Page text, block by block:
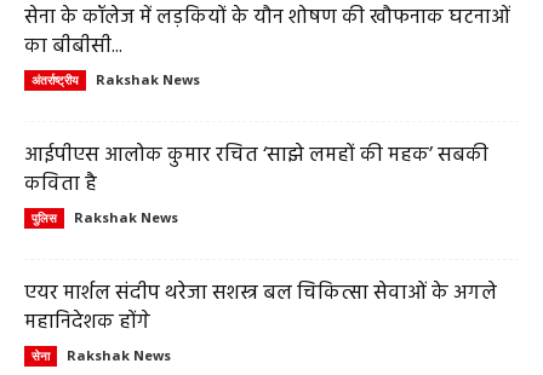
सेना के कॉलेज में लड़कियों के यौन शोषण की खौफनाक घटनाओं
का बीबीसी...
अंतर्राष्ट्रीय Rakshak News
आईपीएस आलोक कुमार रचित ‘साझे लमहों की महक’ सबकी
कविता है
पुलिस Rakshak News
एयर मार्शल संदीप थरेजा सशस्त्र बल चिकित्सा सेवाओं के अगले
महानिदेशक होंगे
सेना Rakshak News